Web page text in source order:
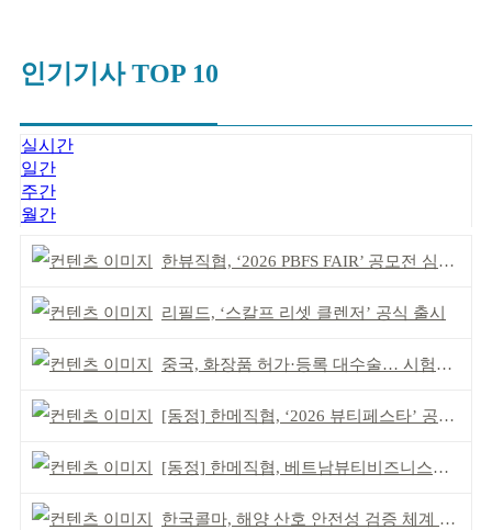
인기기사 TOP 10
실시간
일간
주간
월간
한뷰직협, ‘2026 PBFS FAIR’ 공모전 심사 성료
리필드, ‘스칼프 리셋 클렌저’ 공식 출시
중국, 화장품 허가·등록 대수술… 시험자료 공용 허용
[동정] 한메직협, ‘2026 뷰티페스타’ 공동 주최
[동정] 한메직협, 베트남뷰티비즈니스협회와 MOU
한국콜마, 해양 산호 안전성 검증 체계 구축